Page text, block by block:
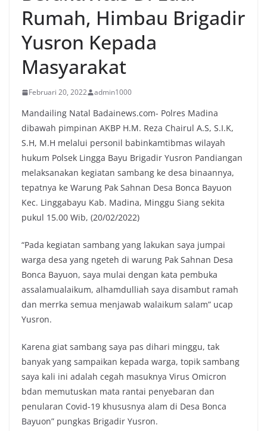
Rumah, Himbau Brigadir
Yusron Kepada
Masyarakat
Februari 20, 2022 admin1000
Mandailing Natal Badainews.com- Polres Madina
dibawah pimpinan AKBP H.M. Reza Chairul A.S, S.I.K,
S.H, M.H melalui personil babinkamtibmas wilayah
hukum Polsek Lingga Bayu Brigadir Yusron Pandiangan
melaksanakan kegiatan sambang ke desa binaannya,
tepatnya ke Warung Pak Sahnan Desa Bonca Bayuon
Kec. Linggabayu Kab. Madina, Minggu Siang sekita
pukul 15.00 Wib, (20/02/2022)
“Pada kegiatan sambang yang lakukan saya jumpai
warga desa yang ngeteh di warung Pak Sahnan Desa
Bonca Bayuon, saya mulai dengan kata pembuka
assalamualaikum, alhamdulliah saya disambut ramah
dan merrka semua menjawab walaikum salam” ucap
Yusron.
Karena giat sambang saya pas dihari minggu, tak
banyak yang sampaikan kepada warga, topik sambang
saya kali ini adalah cegah masuknya Virus Omicron
bdan memutuskan mata rantai penyebaran dan
penularan Covid-19 khususnya alam di Desa Bonca
Bayuon” pungkas Brigadir Yusron.